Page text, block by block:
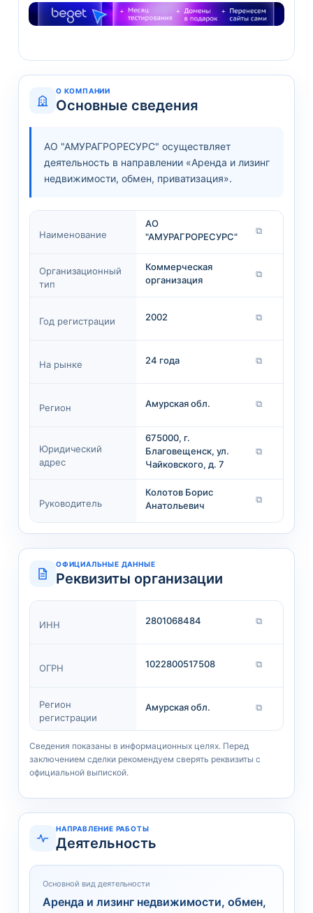
О КОМПАНИИ
Основные сведения
АО "АМУРАГРОРЕСУРС" осуществляет
деятельность в направлении «Аренда и лизинг
недвижимости, обмен, приватизация».
Наименование
АО
"АМУРАГРОРЕСУРС"
⧉
Организационный
тип
Коммерческая
организация
⧉
Год регистрации 2002 ⧉
На рынке 24 года ⧉
Регион Амурская обл. ⧉
Юридический
адрес
675000, г.
Благовещенск, ул.
Чайковского, д. 7
⧉
Руководитель
Колотов Борис
Анатольевич
⧉
ОФИЦИАЛЬНЫЕ ДАННЫЕ
Реквизиты организации
ИНН 2801068484 ⧉
ОГРН 1022800517508 ⧉
Регион
регистрации
Амурская обл. ⧉
Сведения показаны в информационных целях. Перед
заключением сделки рекомендуем сверять реквизиты с
официальной выпиской.
НАПРАВЛЕНИЕ РАБОТЫ
Деятельность
Основной вид деятельности
Аренда и лизинг недвижимости, обмен,